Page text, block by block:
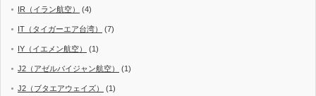
IR（イラン航空） (4)
IT（タイガーエア台湾） (7)
IY（イエメン航空） (1)
J2（アゼルバイジャン航空） (1)
J2（ブタエアウェイズ） (1)